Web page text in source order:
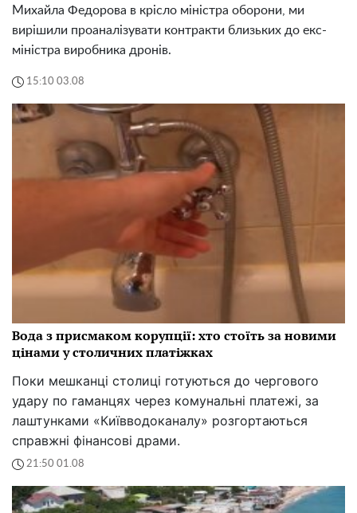
Михайла Федорова в крісло міністра оборони, ми
вирішили проаналізувати контракти близьких до екс-
міністра виробника дронів.
15:10 03.08
Вода з присмаком корупції: хто стоїть за новими
цінами у столичних платіжках
Поки мешканці столиці готуються до чергового
удару по гаманцях через комунальні платежі, за
лаштунками «Київводоканалу» розгортаються
справжні фінансові драми.
21:50 01.08